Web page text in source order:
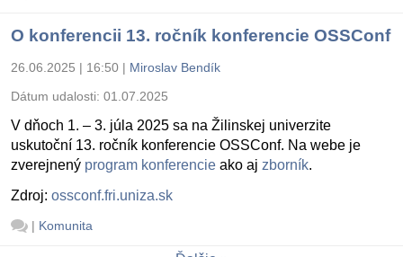
O konferencii 13. ročník konferencie OSSConf
26.06.2025 | 16:50 | Miroslav Bendík
Dátum udalosti: 01.07.2025
V dňoch 1. – 3. júla 2025 sa na Žilinskej univerzite
uskutoční 13. ročník konferencie OSSConf. Na webe je
zverejnený program konferencie ako aj zborník.
Zdroj: ossconf.fri.uniza.sk
| Komunita